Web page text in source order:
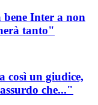
Inter a non
tanto"
così un giudice,
che..."